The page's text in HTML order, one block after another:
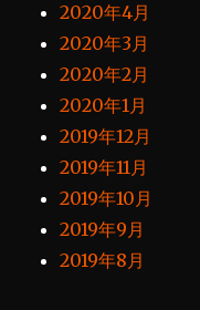
2020年4月
2020年3月
2020年2月
2020年1月
2019年12月
2019年11月
2019年10月
2019年9月
2019年8月